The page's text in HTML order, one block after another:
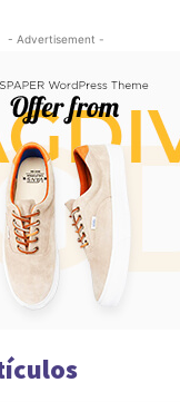
- Advertisement -